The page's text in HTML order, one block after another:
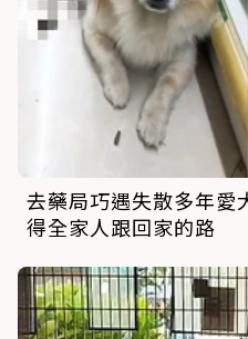
去藥局巧遇失散多年愛
得全家人跟回家的路